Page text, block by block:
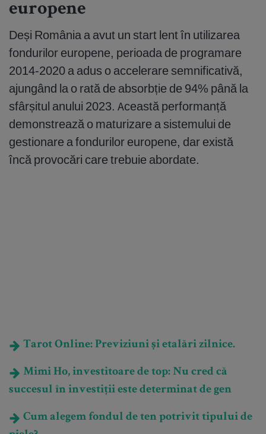
europene
Deși România a avut un start lent în utilizarea
fondurilor europene, perioada de programare
2014-2020 a adus o accelerare semnificativă,
ajungând la o rată de absorbție de 94% până la
sfârșitul anului 2023. Această performanță
demonstrează o maturizare a sistemului de
gestionare a fondurilor europene, dar există
încă provocări care trebuie abordate.
Tarot Online: Previziuni și etalări zilnice.
Mimi Ho, investitoare de top: Nu cred că
succesul în investiții este determinat de gen
Cum alegem fondul de ten potrivit tipului de